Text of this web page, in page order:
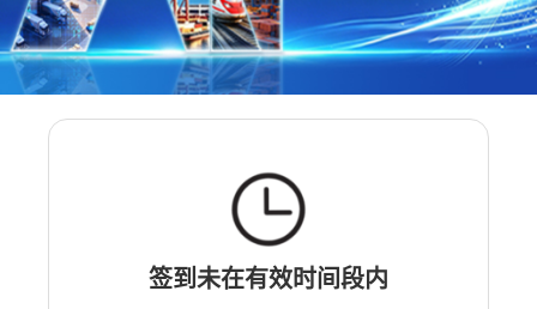
签到未在有效时间段内